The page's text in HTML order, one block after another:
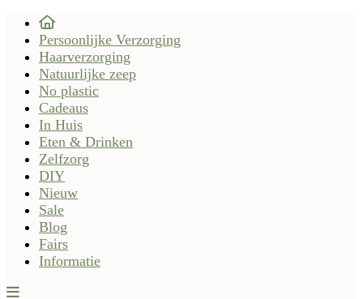
Persoonlijke Verzorging
Haarverzorging
Natuurlijke zeep
No plastic
Cadeaus
In Huis
Eten & Drinken
Zelfzorg
DIY
Nieuw
Sale
Blog
Fairs
Informatie